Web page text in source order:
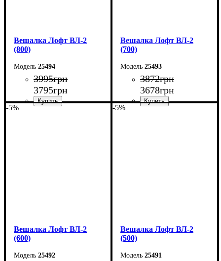
Вешалка Лофт ВЛ-2
(800)
25494
3995грн
3795грн
Вешалка Лофт ВЛ-2
(700)
25493
3872грн
3678грн
-5%
Вешалка Лофт ВЛ-2
(600)
25492
-5%
Вешалка Лофт ВЛ-2
(500)
25491